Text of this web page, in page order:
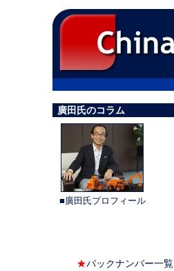
廣田氏のコラム
■廣田氏プロフィール
★バックナンバー一覧